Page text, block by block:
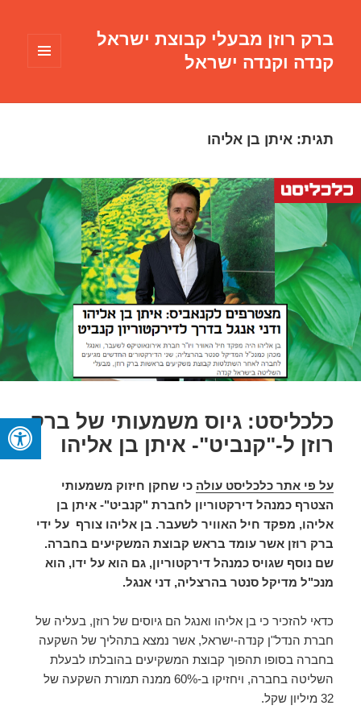
ברק רוזן מבעלי קבוצת ישראל
קנדה וקנדה ישראל
תגית:איתן בן אליהו
כלכליסט: גיוס משמעותי של ברק
רוזן ל-"קנביט"- איתן בן אליהו
על פי אתר כלכליסט עולה כי שחקן חיזוק משמעותי
הצטרף כמנהל דירקטוריון לחברת "קנביט"- איתן בן
אליהו, מפקד חיל האוויר לשעבר. בן אליהו צורף על ידי
ברק רוזן אשר עומד בראש קבוצת המשקיעים בחברה.
שם נוסף שגויס כמנהל דירקטוריון, גם הוא על ידו, הוא
מנכ"ל מדיקל סנטר בהרצליה, דני אנגל.
כדאי להזכיר כי בן אליהו ואנגל הם גיוסים של רוזן, בעליה של
חברת הנדל"ן קנדה-ישראל, אשר נמצא בתהליך של השקעה
בחברה בסופו תהפוך קבוצת המשקיעים בהובלתו לבעלת
השליטה בחברה, ויחזיקו ב-60% ממנה תמורת השקעה של
32 מיליון שקל.